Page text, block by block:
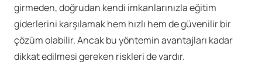
girmeden, doğrudan kendi imkanlarınızla eğitim
giderlerini karşılamak hem hızlı hem de güvenilir bir
çözüm olabilir. Ancak bu yöntemin avantajları kadar
dikkat edilmesi gereken riskleri de vardır.